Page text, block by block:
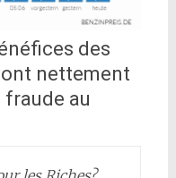
des
ont nettement
fraude au